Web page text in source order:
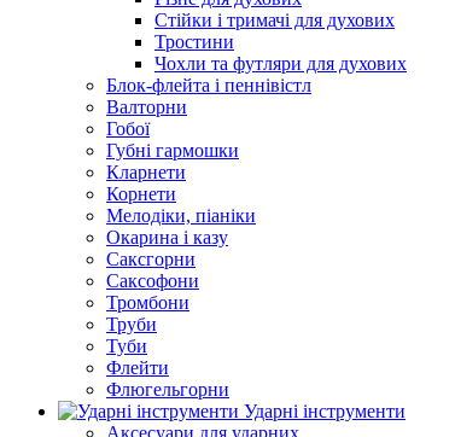
Стійки і тримачі для духових
Тростини
Чохли та футляри для духових
Блок-флейта і пеннівістл
Валторни
Гобої
Губні гармошки
Кларнети
Корнети
Мелодіки, піаніки
Окарина і казу
Саксгорни
Саксофони
Тромбони
Труби
Туби
Флейти
Флюгельгорни
Ударні інструменти
Аксесуари для ударних